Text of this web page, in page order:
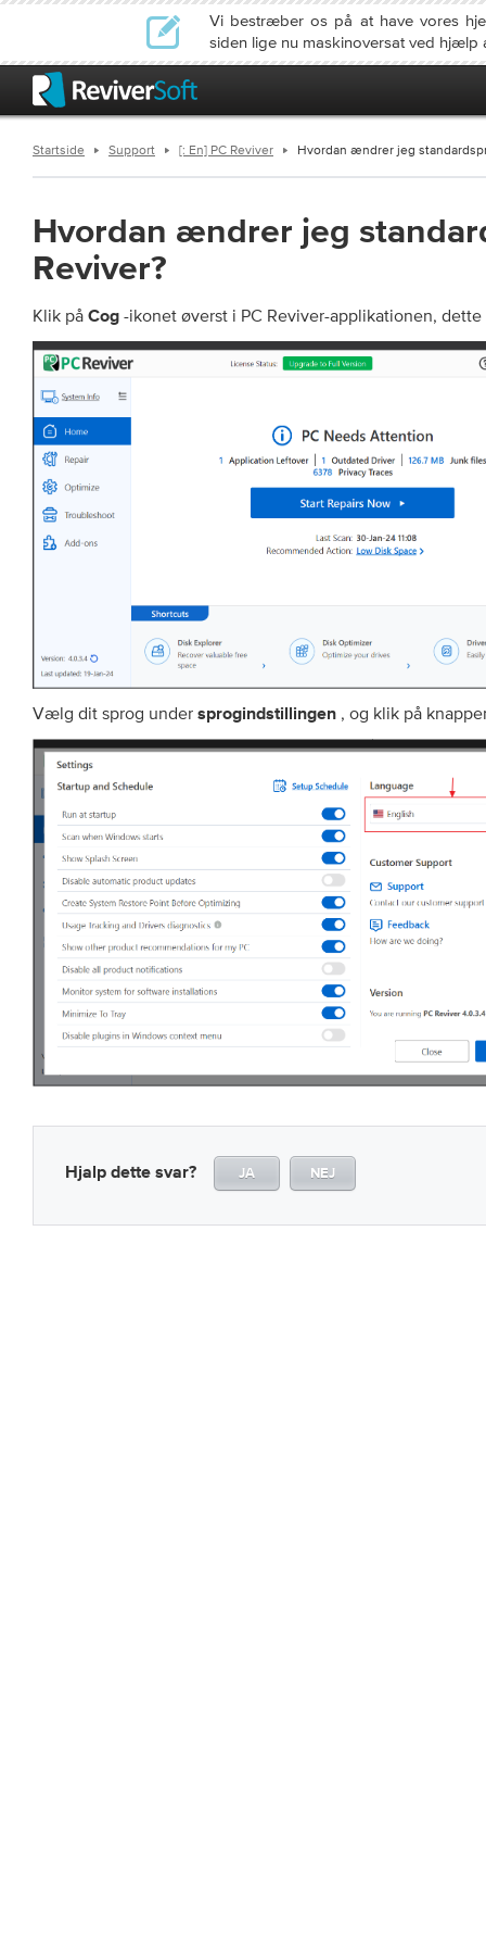
Vi bestræber os på at have vores
siden lige nu maskinoversat ved hjælp
Startside Support [: En] PC Reviver Hvordan ændrer jeg
Hvordan ændrer jeg
Reviver?
Klik på Cog -ikonet øverst i PC Reviver-applikationen,
Vælg dit sprog under sprogindstillingen , og klik på
Hjalp dette svar? JA NEJ